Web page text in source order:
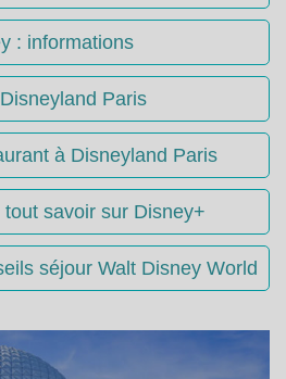
: informations
Paris
à Disneyland Paris
savoir sur Disney+
séjour Walt Disney World